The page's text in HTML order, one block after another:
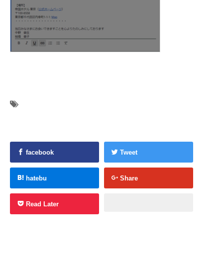
facebook Tweet
hatebu Share
Read Later